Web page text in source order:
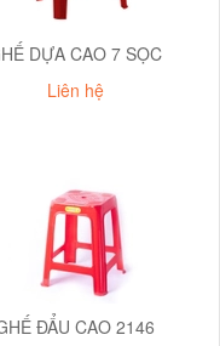
DỰA CAO 7 SỌC
Liên hệ
ĐẨU CAO 2146